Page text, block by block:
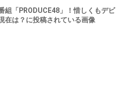
組「PRODUCE48」！惜しくもデビ
在は？に投稿されている画像